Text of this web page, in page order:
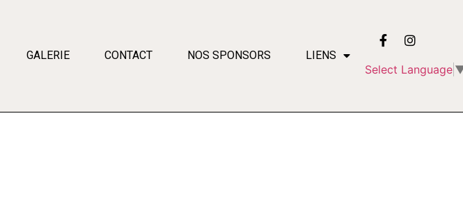
GALERIE CONTACT NOS SPONSORS LIENS
Select Language